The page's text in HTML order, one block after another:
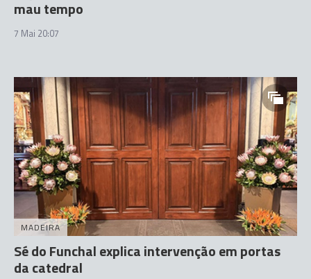
mau tempo
7 Mai 20:07
MADEIRA
Sé do Funchal explica intervenção em portas
da catedral